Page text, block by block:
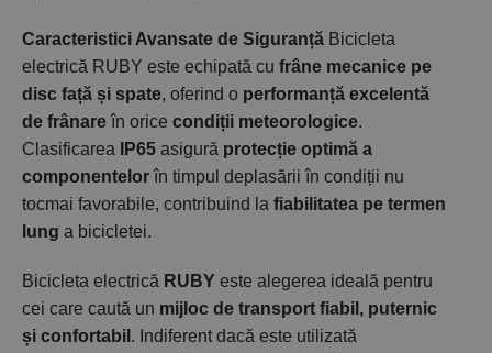
Caracteristici Avansate de Siguranță Bicicleta
electrică RUBY este echipată cu frâne mecanice pe
disc față și spate, oferind o performanță excelentă
de frânare în orice condiții meteorologice.
Clasificarea
IP65 asigură protecție optimă a
componentelor în timpul deplasării în condiții nu
tocmai favorabile, contribuind la fiabilitatea pe termen
lung a bicicletei.
Bicicleta electrică RUBY este alegerea ideală pentru
cei care caută un mijloc de transport fiabil, puternic
și confortabil . Indiferent dacă este utilizată